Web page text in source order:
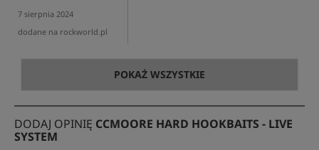
7 sierpnia 2024
dodane na rockworld.pl
POKAŻ WSZYSTKIE
DODAJ OPINIĘ CCMOORE HARD HOOKBAITS - LIVE
SYSTEM